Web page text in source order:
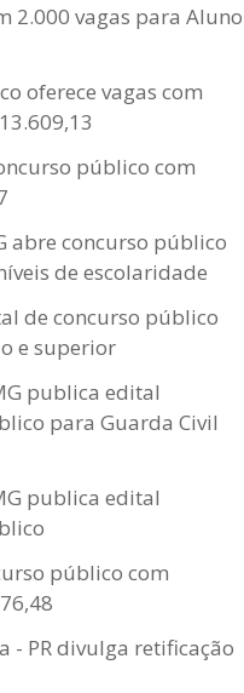
2.000 vagas para
oferece vagas com
público com
abre concurso público
de escolaridade
de concurso público
e superior
publica edital
para Guarda Civil
publica edital
público com
- PR divulga retificação